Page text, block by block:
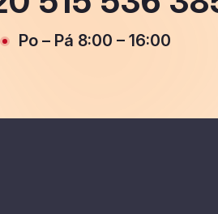
Po – Pá 8:00 – 16:00